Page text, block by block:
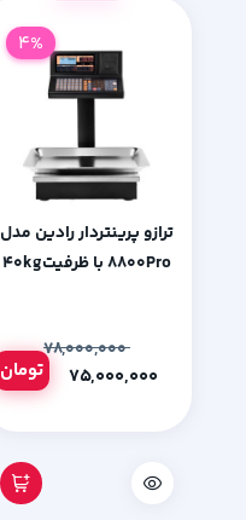
ترازو پرینتردار رادین مدل
۸۸۰۰Pro با ظرفیت۴۰kg
۷۸,۰۰۰,۰۰۰
تومان
4%